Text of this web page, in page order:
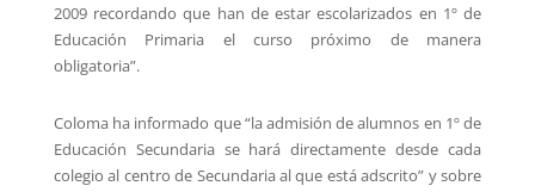
2009 recordando que han de estar escolarizados en 1º de
Educación Primaria el curso próximo de manera
obligatoria”.
Coloma ha informado que “la admisión de alumnos en 1º de
Educación Secundaria se hará directamente desde cada
colegio al centro de Secundaria al que está adscrito” y sobre